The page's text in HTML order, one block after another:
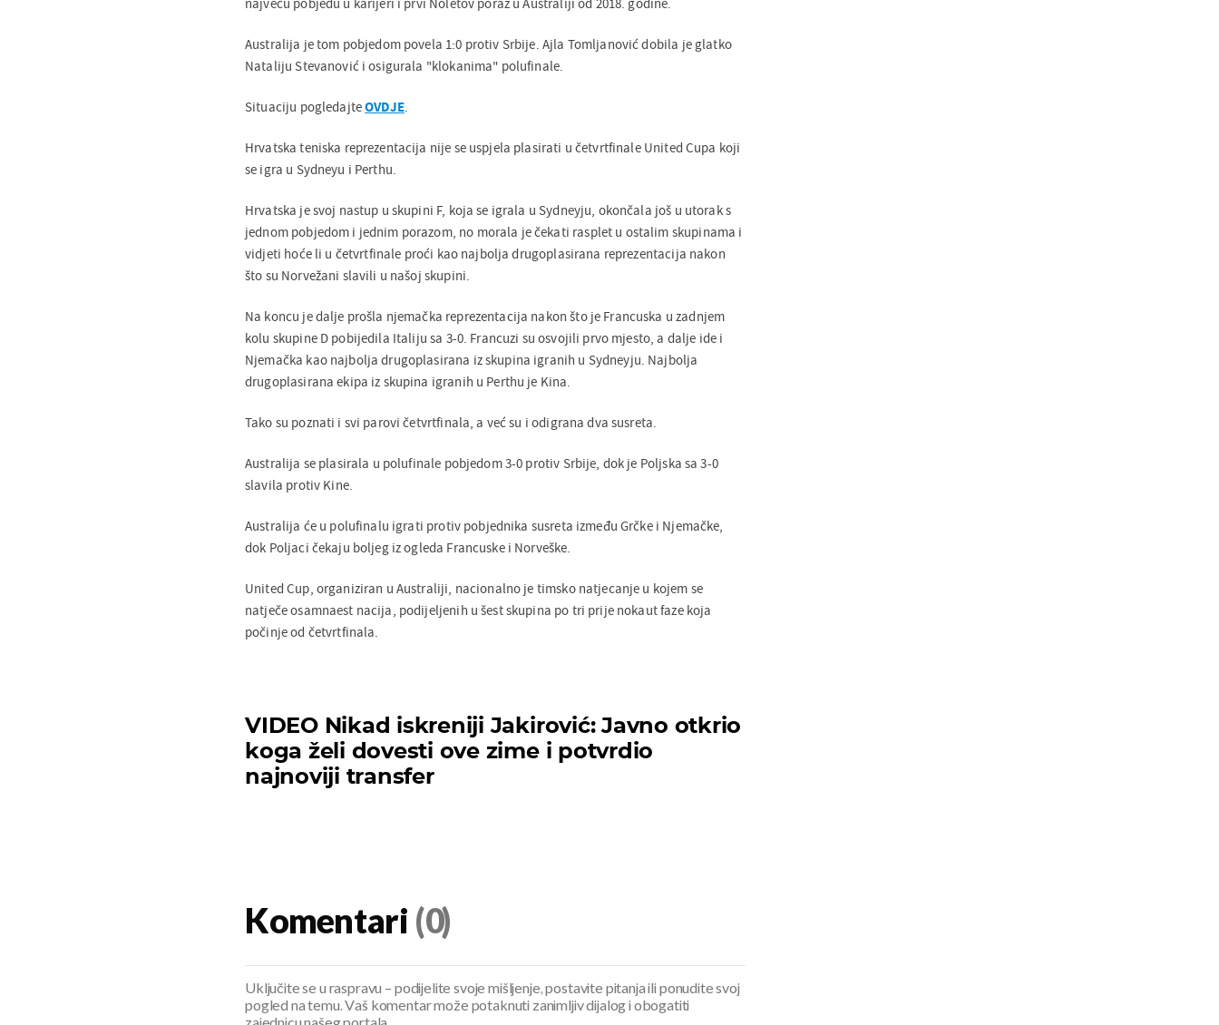
najveću pobjedu u karijeri i prvi Noletov poraz u Australiji od 2018. godine.
Australija je tom pobjedom povela 1:0 protiv Srbije. Ajla Tomljanović dobila je glatko
Nataliju Stevanović i osigurala "klokanima" polufinale.
Situaciju pogledajteOVDJE.
Hrvatska teniska reprezentacija nije se uspjela plasirati u četvrtfinale United Cupa koji
se igra u Sydneyu i Perthu.
Hrvatska je svoj nastup u skupini F, koja se igrala u Sydneyju, okončala još u utorak s
jednom pobjedom i jednim porazom, no morala je čekati rasplet u ostalim skupinama i
vidjeti hoće li u četvrtfinale proći kao najbolja drugoplasirana reprezentacija nakon
što su Norvežani slavili u našoj skupini.
Na koncu je dalje prošla njemačka reprezentacija nakon što je Francuska u zadnjem
kolu skupine D pobijedila Italiju sa 3-0. Francuzi su osvojili prvo mjesto, a dalje ide i
Njemačka kao najbolja drugoplasirana iz skupina igranih u Sydneyju. Najbolja
drugoplasirana ekipa iz skupina igranih u Perthu je Kina.
Tako su poznati i svi parovi četvrtfinala, a već su i odigrana dva susreta.
Australija se plasirala u polufinale pobjedom 3-0 protiv Srbije, dok je Poljska sa 3-0
slavila protiv Kine.
Australija će u polufinalu igrati protiv pobjednika susreta između Grčke i Njemačke,
dok Poljaci čekaju boljeg iz ogleda Francuske i Norveške.
United Cup, organiziran u Australiji, nacionalno je timsko natjecanje u kojem se
natječe osamnaest nacija, podijeljenih u šest skupina po tri prije nokaut faze koja
počinje od četvrtfinala.
VIDEO Nikad iskreniji Jakirović: Javno otkrio
koga želi dovesti ove zime i potvrdio
najnoviji transfer
Komentari (0)
Uključite se u raspravu – podijelite svoje mišljenje, postavite pitanja ili ponudite svoj
pogled na temu. Vaš komentar može potaknuti zanimljiv dijalog i obogatiti